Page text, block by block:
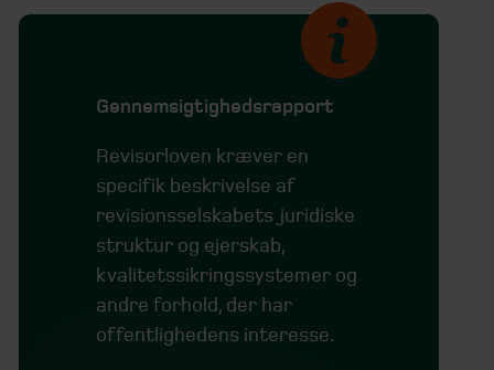
Gennemsigtighedsrapport
Revisorloven kræver en
specifik beskrivelse af
revisionsselskabets juridiske
struktur og ejerskab,
kvalitetssikringssystemer og
andre forhold, der har
offentlighedens interesse.